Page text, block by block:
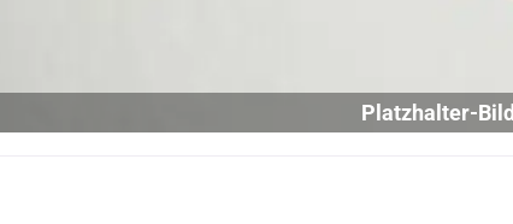
Platzhalter-Bild